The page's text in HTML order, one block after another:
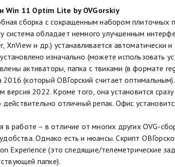
Win 11 Optim Lite by OVGorskiy
сборка с сокращенным набором
система обладает немного улучшенным
XnView и др.) устанавливается автоматически
изначально (можете использовать
активаторы, папка с твиками (в формате
(который ОВГорский считает
версия 2022. Кроме того, она установится
действительно отличный репак. Офис
в работе – в отличие от многих других OVG-
Однако есть и нюансы. Скрипт
Experience (это следящие/телеметрические
папке).